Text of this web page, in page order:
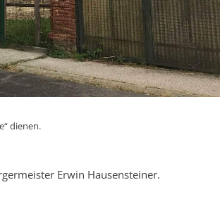
dienen.
Erwin Hausensteiner.